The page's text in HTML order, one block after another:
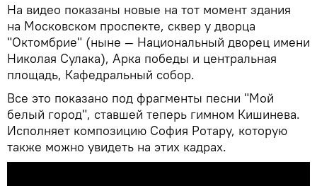
На видео показаны новые на тот момент здания
на Московском проспекте, сквер у дворца
"Октомбрие" (ныне — Национальный дворец имени
Николая Сулака), Арка победы и центральная
площадь, Кафедральный собор.
Все это показано под фрагменты песни "Мой
белый город", ставшей теперь гимном Кишинева.
Исполняет композицию София Ротару, которую
также можно увидеть на этих кадрах.